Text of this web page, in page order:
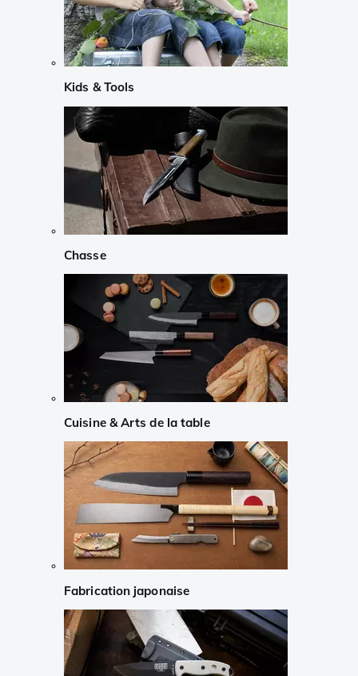
Kids & Tools
Chasse
Cuisine & Arts de la table
Fabrication japonaise